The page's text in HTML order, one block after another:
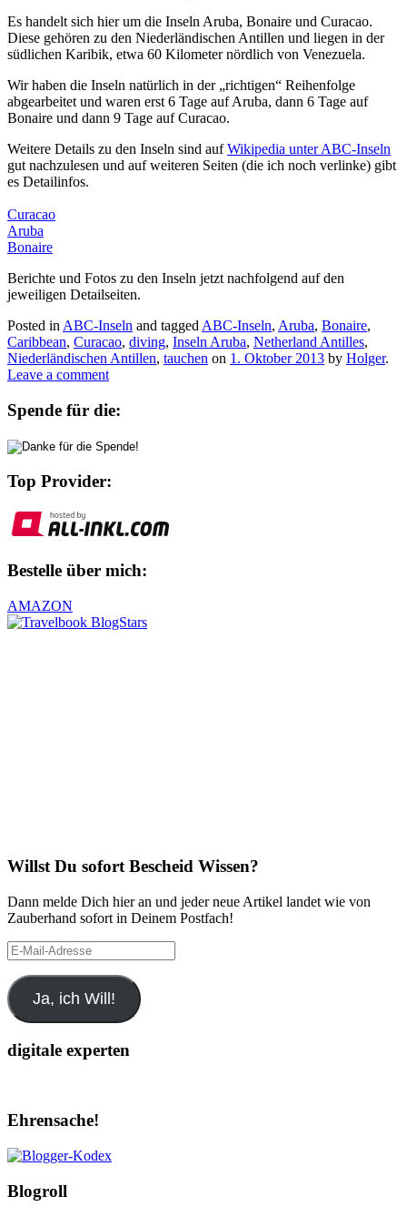
Es handelt sich hier um die Inseln Aruba, Bonaire und Curacao.
Diese gehören zu den Niederländischen Antillen und liegen in der
südlichen Karibik, etwa 60 Kilometer nördlich von Venezuela.
Wir haben die Inseln natürlich in der „richtigen“ Reihenfolge
abgearbeitet und waren erst 6 Tage auf Aruba, dann 6 Tage auf
Bonaire und dann 9 Tage auf Curacao.
Weitere Details zu den Inseln sind aufWikipedia unter ABC-Inseln
gut nachzulesen und auf weiteren Seiten (die ich noch verlinke) gibt
es Detailinfos.
Curacao
Aruba
Bonaire
Berichte und Fotos zu den Inseln jetzt nachfolgend auf den
jeweiligen Detailseiten.
Posted in ABC-Inseln and tagged ABC-Inseln, Aruba, Bonaire,
Caribbean, Curacao, diving, Inseln Aruba, Netherland Antilles,
Niederländischen Antillen, tauchen on 1. Oktober 2013 by Holger.
Leave a comment
Spende für die:
Top Provider:
Bestelle über mich:
AMAZON
Willst Du sofort Bescheid Wissen?
Dann melde Dich hier an und jeder neue Artikel landet wie von
Zauberhand sofort in Deinem Postfach!
E-
Mail-
Adresse
Ja, ich Will!
digitale experten
Ehrensache!
Blogroll